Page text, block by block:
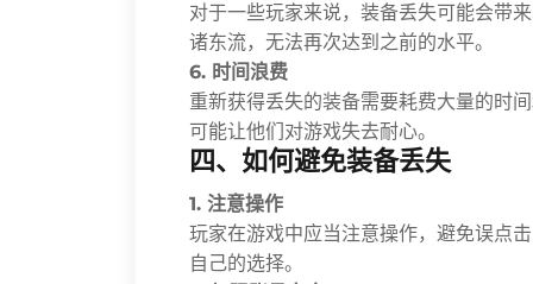
对于一些玩家来说，装备丢失可能会带
诸东流，无法再次达到之前的水平。
6. 时间浪费
重新获得丢失的装备需要耗费大量的时
可能让他们对游戏失去耐心。
四、如何避免装备丢失
1. 注意操作
玩家在游戏中应当注意操作，避免误点
自己的选择。